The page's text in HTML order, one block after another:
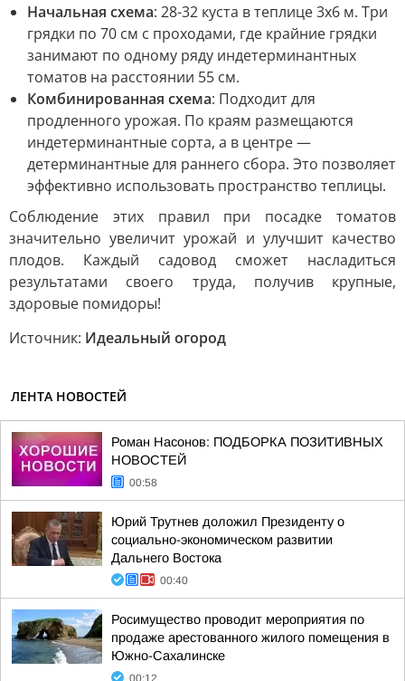
Начальная схема: 28-32 куста в теплице 3х6 м. Три
грядки по 70 см с проходами, где крайние грядки
занимают по одному ряду индетерминантных
томатов на расстоянии 55 см.
Комбинированная схема: Подходит для
продленного урожая. По краям размещаются
индетерминантные сорта, а в центре —
детерминантные для раннего сбора. Это позволяет
эффективно использовать пространство теплицы.
Соблюдение этих правил при посадке томатов
значительно увеличит урожай и улучшит качество
плодов. Каждый садовод сможет насладиться
результатами своего труда, получив крупные,
здоровые помидоры!
Источник: Идеальный огород
ЛЕНТА НОВОСТЕЙ
Роман Насонов: ПОДБОРКА ПОЗИТИВНЫХ
НОВОСТЕЙ
00:58
Юрий Трутнев доложил Президенту о
социально-экономическом развитии
Дальнего Востока
00:40
Росимущество проводит мероприятия по
продаже арестованного жилого помещения в
Южно-Сахалинске
00:12